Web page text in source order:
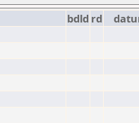
bdld rd